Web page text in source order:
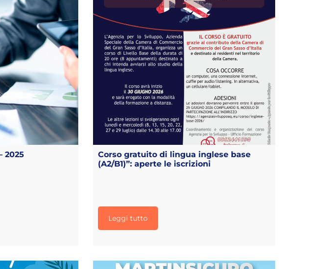
2025
Corso gratuito di lingua inglese base
(A2/B1)”: aperte le iscrizioni
Leggi tutto